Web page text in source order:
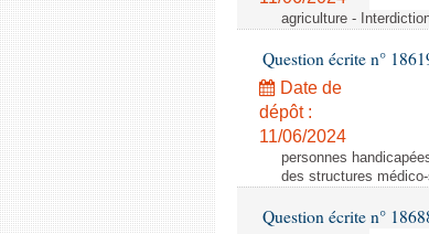
agriculture -
Question écrite n°
Date de
dépôt :
11/06/2024
personnes
des structures
Question écrite n°